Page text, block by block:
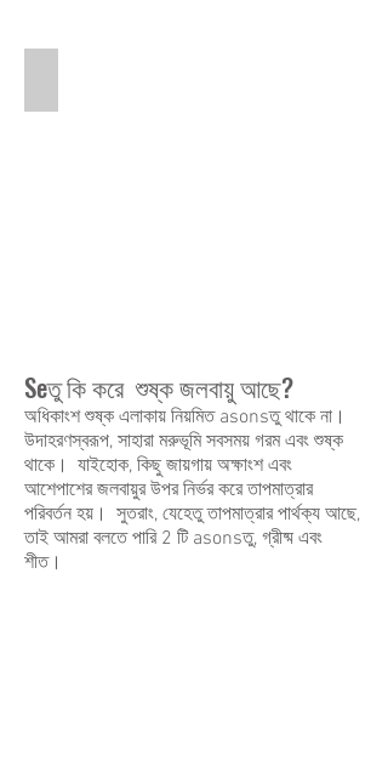
Seতু কি করে শুষ্ক জলবায়ু আছে?
অধিকাংশ শুষ্ক এলাকায় নিয়মিত asonsতু থাকে না।
উদাহরণস্বরূপ, সাহারা মরুভূমি সবসময় গরম এবং শুষ্ক
থাকে। যাইহোক, কিছু জায়গায় অক্ষাংশ এবং
আশেপাশের জলবায়ুর উপর নির্ভর করে তাপমাত্রার
পরিবর্তন হয়। সুতরাং, যেহেতু তাপমাত্রার পার্থক্য আছে,
তাই আমরা বলতে পারি 2 টি asonsতু, গ্রীষ্ম এবং
শীত।